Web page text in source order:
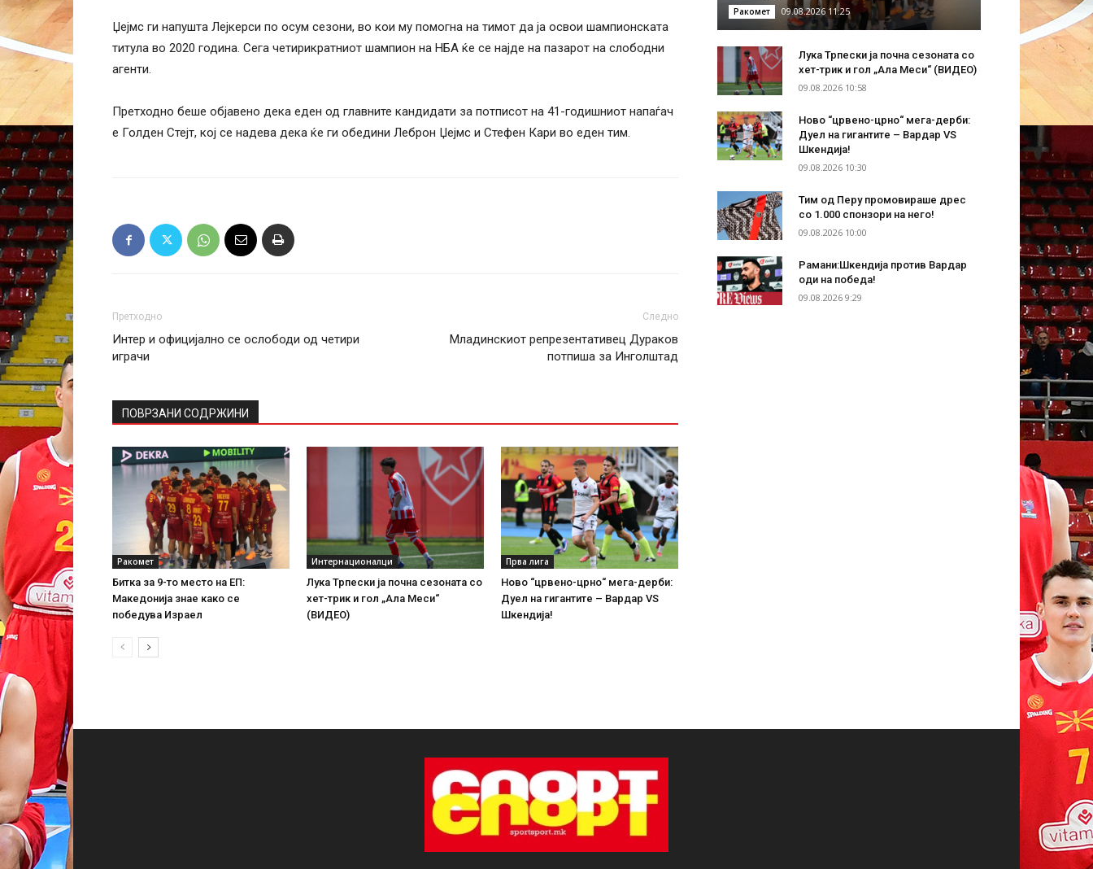
Џејмс ги напушта Лејкерси по осум сезони, во кои му помогна на тимот да ја освои шампионската
титула во 2020 година. Сега четирикратниот шампион на НБА ќе се најде на пазарот на слободни
агенти.
Претходно беше објавено дека еден од главните кандидати за потписот на 41-годишниот напаѓач
е Голден Стејт, кој се надева дека ќе ги обедини Леброн Џејмс и Стефен Кари во еден тим.
Претходно
Интер и официјално се ослободи од четири
играчи
Следно
Младинскиот репрезентативец Дураков
потпиша за Инголштад
ПОВРЗАНИ СОДРЖИНИ
Ракомет
Битка за 9-то место на ЕП:
Македонија знае како се
победува Израел
Интернационалци
Лука Трпески ја почна сезоната со
хет-трик и гол „Ала Меси“
(ВИДЕО)
Прва лига
Ново “црвено-црно“ мега-дерби:
Дуел на гигантите – Вардар VS
Шкендија!
Ракомет 09.08.2026 11:25
Лука Трпески ја почна сезоната со
хет-трик и гол „Ала Меси“ (ВИДЕО)
09.08.2026 10:58
Ново “црвено-црно“ мега-дерби:
Дуел на гигантите – Вардар VS
Шкендија!
09.08.2026 10:30
Тим од Перу промовираше дрес
со 1.000 спонзори на него!
09.08.2026 10:00
Рамани:Шкендија против Вардар
оди на победа!
09.08.2026 9:29